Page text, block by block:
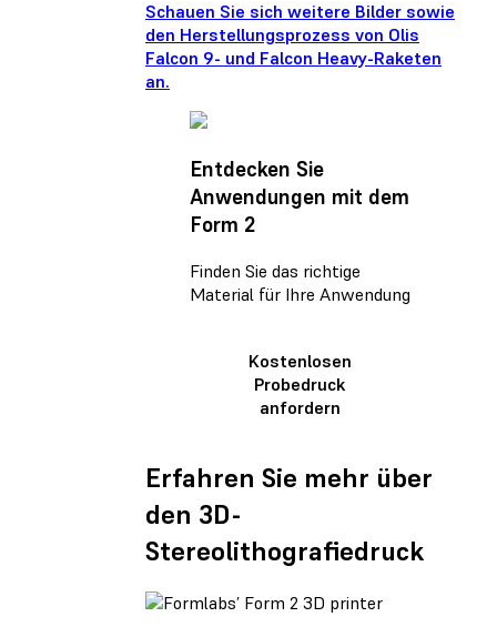
Schauen Sie sich weitere Bilder sowie
den Herstellungsprozess von Olis
Falcon 9- und Falcon Heavy-Raketen
an.
Entdecken Sie
Anwendungen mit dem
Form 2
Finden Sie das richtige
Material für Ihre Anwendung
Kostenlosen
Probedruck
anfordern
Erfahren Sie mehr über
den 3D-
Stereolithografiedruck